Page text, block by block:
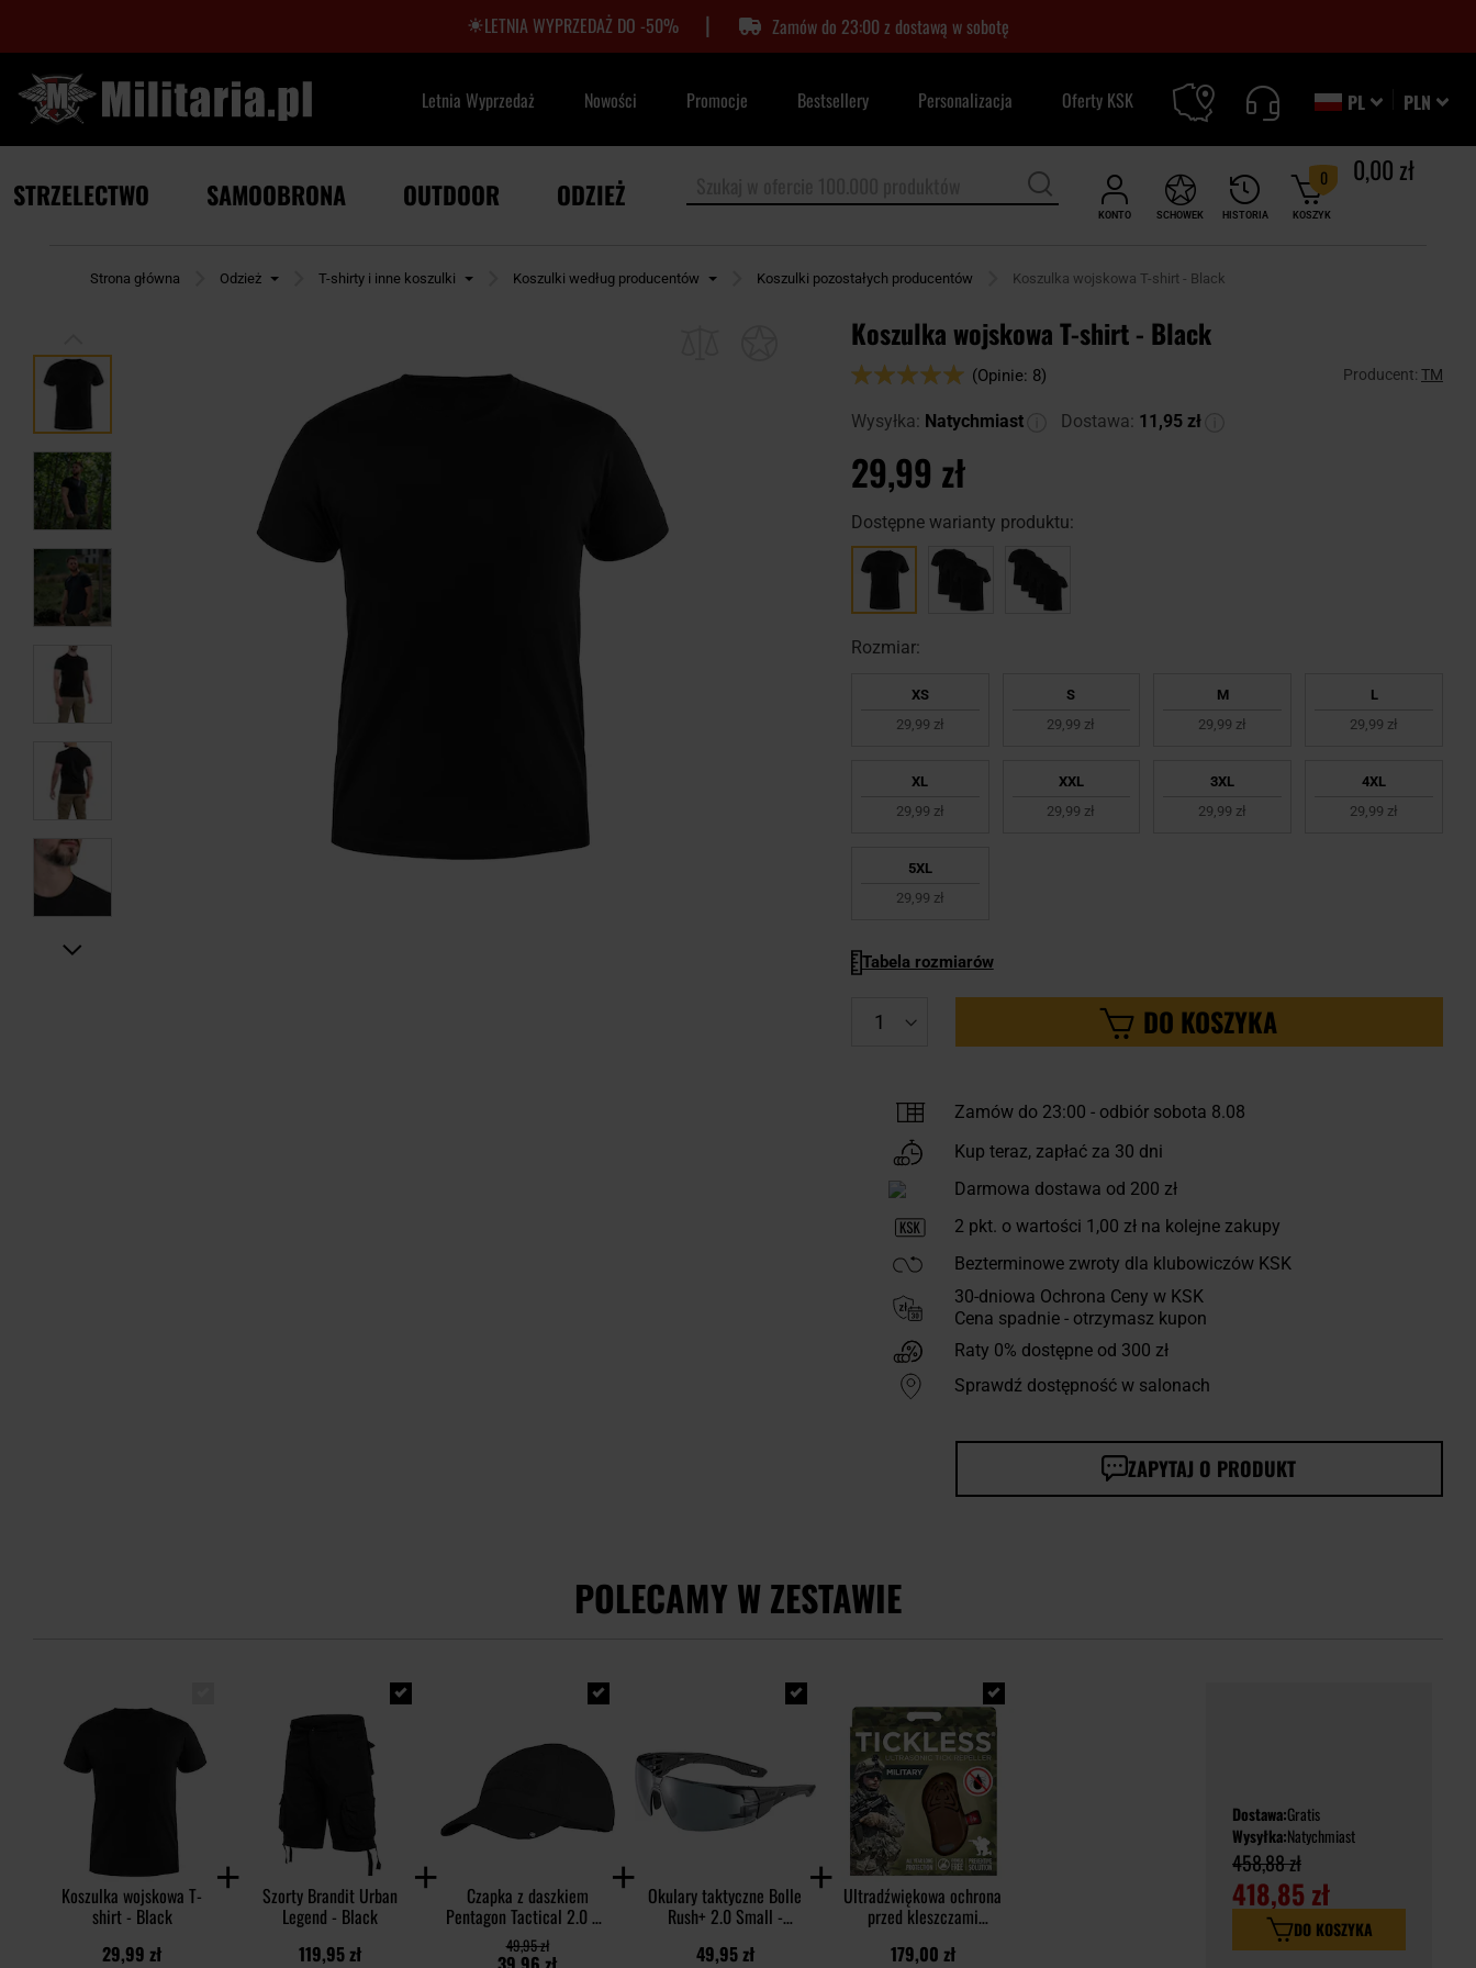
LETNIA WYPRZEDAŻ DO -50% | Zamów do 23:00 z dostawą w sobotę
PLN
PL
Letnia Wyprzedaż Nowości Promocje Bestsellery Personalizacja Oferty KSK
KONTO HISTORIA
SCHOWEK KOSZYK
0 0,00 zł
STRZELECTWO SAMOOBRONA OUTDOOR ODZIEŻ
Strona główna Odzież T-shirty i inne koszulki Koszulki według producentów Koszulki pozostałych producentów Koszulka wojskowa T-shirt - Black
Koszulka wojskowa T-shirt - Black
Ocena:
(Opinie: 8) Producent: TM
Wysyłka: Natychmiast Dostawa: 11,95 zł
29,99 zł
Dostępne warianty produktu:
Rozmiar:
XS
29,99 zł
S
29,99 zł
M
29,99 zł
L
29,99 zł
XL
29,99 zł
XXL
29,99 zł
3XL
29,99 zł
4XL
29,99 zł
5XL
29,99 zł
Tabela rozmiarów
DO KOSZYKA
Zamów do 23:00 -odbiór sobota 8.08
Kup teraz, zapłać za 30 dni
Darmowa dostawa od 200 zł
2pkt. o wartości 1,00 złna kolejne zakupy
Bezterminowe zwroty dla klubowiczów KSK
30-dniowa Ochrona Ceny w KSK
Cena spadnie - otrzymasz kupon
Raty 0% dostępne od 300 zł
Sprawdź dostępność w salonach
ZAPYTAJ O PRODUKT
POLECAMY W ZESTAWIE
Koszulka wojskowa T-
shirt - Black
29,99 zł
Szorty Brandit Urban
Legend - Black
119,95 zł
Czapka z daszkiem
Pentagon Tactical 2.0 BB
Rip-Stop Cap - Black
49,95 zł
Okulary taktyczne Bolle
Rush+ 2.0 Small -
49,95 zł
Ultradźwiękowa ochrona
przed kleszczami
ludzi - Brown
179,00 zł
Dostawa:Gratis
Wysyłka:Natychmiast
458,88 zł
418,85 zł
DO KOSZYKA